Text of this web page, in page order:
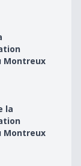
du Montreux
Montreux
du Montreux
la
Montreux